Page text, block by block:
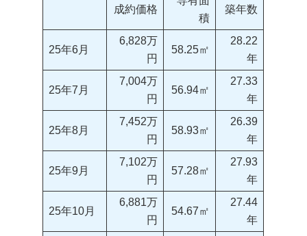
成約価格
積
築年数
25年6月
6,828万
円
58.25㎡
28.22
年
25年7月
7,004万
円
56.94㎡
27.33
年
25年8月
7,452万
円
58.93㎡
26.39
年
25年9月
7,102万
円
57.28㎡
27.93
年
25年10月
6,881万
円
54.67㎡
27.44
年